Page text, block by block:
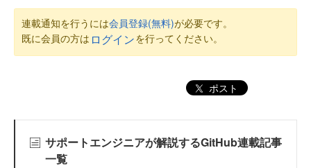
連載通知を行うには会員登録(無料)が必要です。
既に会員の方は ログインを行ってください。
ポスト
サポートエンジニアが解説するGitHub連載記事
一覧